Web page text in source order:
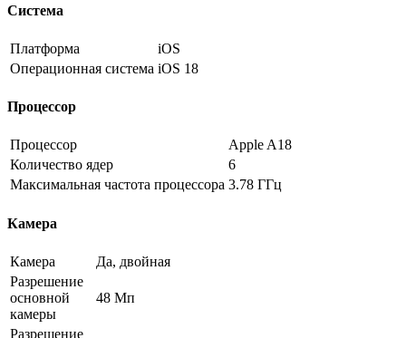
Система
Платформа
iOS
Операционная система iOS 18
Процессор
Процессор
Apple A18
Количество ядер
6
Максимальная частота процессора 3.78 ГГц
Камера
Камера
Да, двойная
Разрешение
основной
камеры
48 Мп
Разрешение